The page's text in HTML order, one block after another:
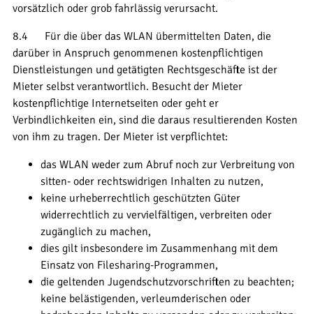
vorsätzlich oder grob fahrlässig verursacht.
8.4 Für die über das WLAN übermittelten Daten, die
darüber in Anspruch genommenen kostenpflichtigen
Dienstleistungen und getätigten Rechtsgeschäfte ist der
Mieter selbst verantwortlich. Besucht der Mieter
kostenpflichtige Internetseiten oder geht er
Verbindlichkeiten ein, sind die daraus resultierenden Kosten
von ihm zu tragen. Der Mieter ist verpflichtet:
das WLAN weder zum Abruf noch zur Verbreitung von
sitten- oder rechtswidrigen Inhalten zu nutzen,
keine urheberrechtlich geschützten Güter
widerrechtlich zu vervielfältigen, verbreiten oder
zugänglich zu machen,
dies gilt insbesondere im Zusammenhang mit dem
Einsatz von Filesharing-Programmen,
die geltenden Jugendschutzvorschriften zu beachten;
keine belästigenden, verleumderischen oder